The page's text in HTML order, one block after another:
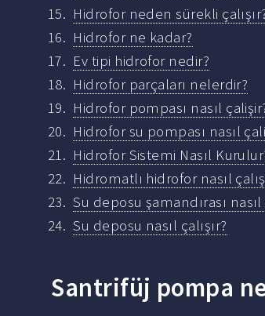
Hidrofor neden sürekli
Hidrofor ne kadar?
Ev tipi hidrofor nedir?
Hidrofor parçaları nelerdir?
Hidrofor pompası nasıl
Hidrofor su pompası nasıl
Hidrofor Sistemi Nasıl
Hidromatlı hidrofor nasıl
Su deposu şamandırası nasıl
Su deposu nasıl çalışır?
Santrifüj pompa